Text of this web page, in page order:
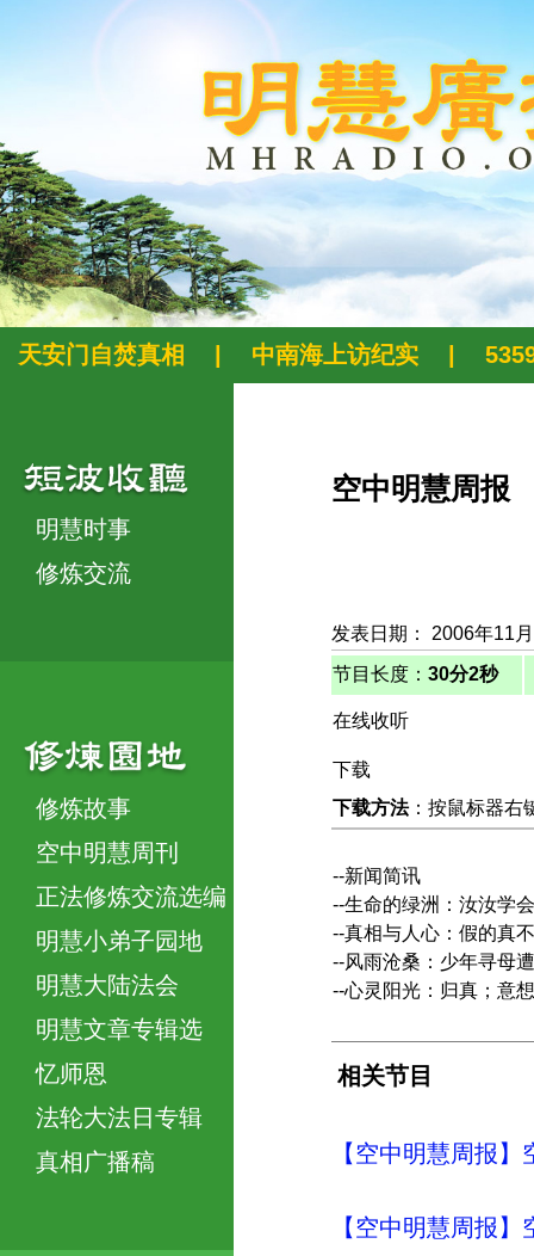
天安门自焚真相 中南海上访纪实
明慧时事
修炼交流
修炼故事
空中明慧周刊
正法修炼交流选编
明慧小弟子园地
明慧大陆法会
明慧文章专辑选
忆师恩
法轮大法日专辑
真相广播稿
空中明慧周报
发表日期： 2006年11
节目长度： 30分2秒
在线收听
下载
下载方法：按鼠标器右
--新闻简讯
--生命的绿洲：汝汝学
--真相与人心：假的真
--风雨沧桑：少年寻母
--心灵阳光：归真；意
相关节目
【空中明慧周报
【空中明慧周报